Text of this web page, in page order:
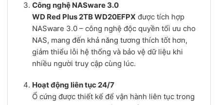
Công nghệ NASware 3.0
WD Red Plus 2TB WD20EFPX được tích hợp
NASware 3.0 – công nghệ độc quyền tối ưu cho
NAS, mang đến khả năng tương thích tốt hơn,
giảm thiểu lỗi hệ thống và bảo vệ dữ liệu khi
nhiều người truy cập cùng lúc.
Hoạt động liên tục 24/7
Ổ cứng được thiết kế để vận hành liên tục trong